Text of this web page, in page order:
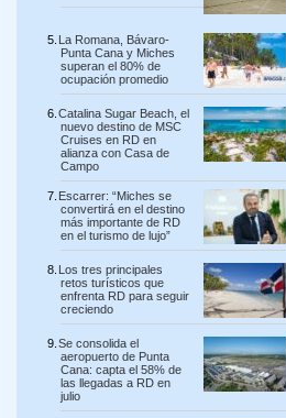
La Romana, Bávaro-
Punta Cana y Miches
superan el 80% de
ocupación promedio
Catalina Sugar Beach, el
nuevo destino de MSC
Cruises en RD en
alianza con Casa de
Campo
Escarrer: “Miches se
convertirá en el destino
más importante de RD
en el turismo de lujo”
Los tres principales
retos turísticos que
enfrenta RD para seguir
creciendo
Se consolida el
aeropuerto de Punta
Cana: capta el 58% de
las llegadas a RD en
julio